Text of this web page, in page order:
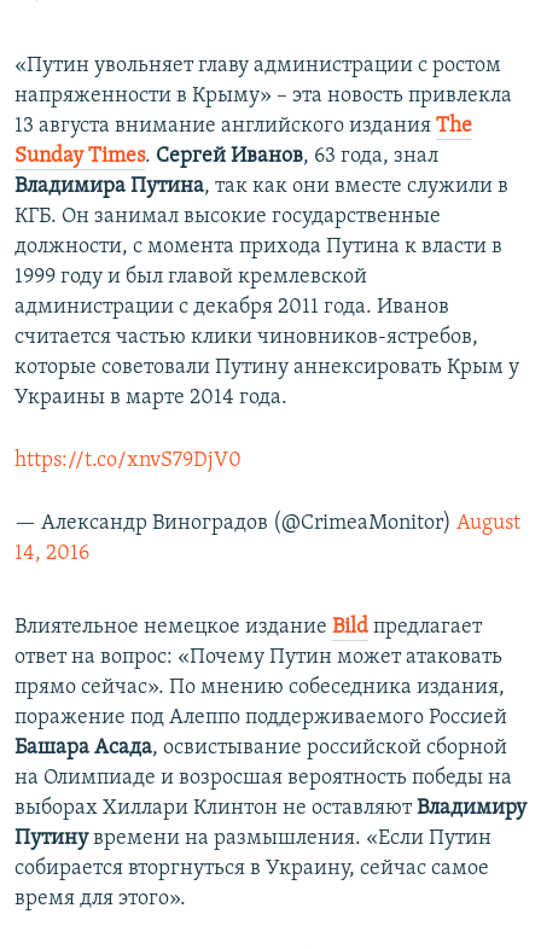
«Путин увольняет главу администрации с ростом
напряженности в Крыму» – эта новость привлекла
13 августа внимание английского издания The
Sunday Times. Сергей Иванов, 63 года, знал
Владимира Путина, так как они вместе служили в
КГБ. Он занимал высокие государственные
должности, с момента прихода Путина к власти в
1999 году и был главой кремлевской
администрации с декабря 2011 года. Иванов
считается частью клики чиновников-ястребов,
которые советовали Путину аннексировать Крым у
Украины в марте 2014 года.
https://t.co/xnvS79DjV0
— Александр Виноградов (@CrimeaMonitor) August
14, 2016
Влиятельное немецкое издание Вild предлагает
ответ на вопрос: «Почему Путин может атаковать
прямо сейчас». По мнению собеседника издания,
поражение под Алеппо поддерживаемого Россией
Башара Асада, освистывание российской сборной
на Олимпиаде и возросшая вероятность победы на
выборах Хиллари Клинтон не оставляютВладимиру
Путинувремени на размышления. «Если Путин
собирается вторгнуться в Украину, сейчас самое
время для этого».